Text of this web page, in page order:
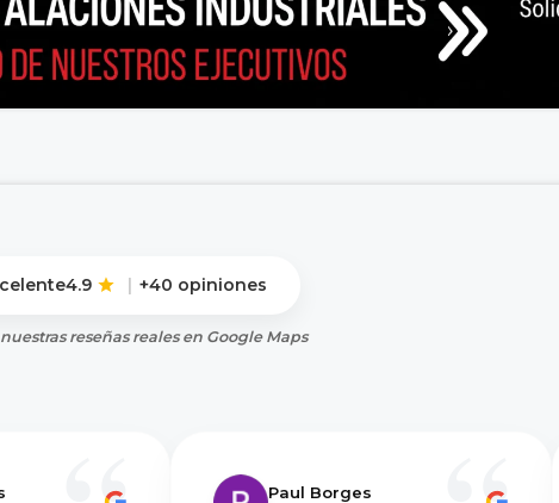
4.9 | +40 opiniones
reseñas reales en Google Maps
Paul Borges